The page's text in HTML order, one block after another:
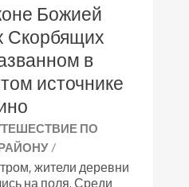
Божией
Скорбящих
в
источнике
ПО
/
жители деревни
на поля. Среди